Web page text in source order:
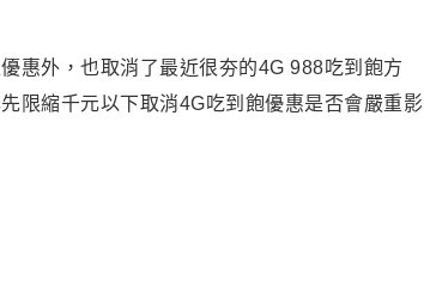
惠外 ，也取消了最近很夯的4G 988吃到飽方
先限縮千元以下取消4G吃到飽優惠是否會嚴重影